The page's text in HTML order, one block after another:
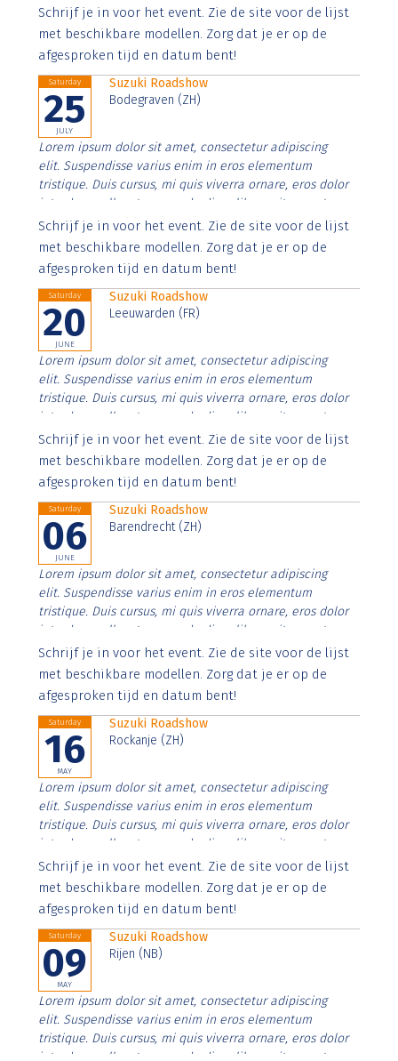
Aenean faucibus nibh et justo cursus id rutrum lorem
imperdiet. Nunc ut sem vitae risus tristique posuere.
Schrijf je in voor het event. Zie de site voor de lijst
met beschikbare modellen. Zorg dat je er op de
afgesproken tijd en datum bent!
Saturday
25
JULY
Suzuki Roadshow
Bodegraven (ZH)
Lorem ipsum dolor sit amet, consectetur adipiscing
elit. Suspendisse varius enim in eros elementum
tristique. Duis cursus, mi quis viverra ornare, eros dolor
interdum nulla, ut commodo diam libero vitae erat.
Aenean faucibus nibh et justo cursus id rutrum lorem
imperdiet. Nunc ut sem vitae risus tristique posuere.
Schrijf je in voor het event. Zie de site voor de lijst
met beschikbare modellen. Zorg dat je er op de
afgesproken tijd en datum bent!
Saturday
20
JUNE
Suzuki Roadshow
Leeuwarden (FR)
Lorem ipsum dolor sit amet, consectetur adipiscing
elit. Suspendisse varius enim in eros elementum
tristique. Duis cursus, mi quis viverra ornare, eros dolor
interdum nulla, ut commodo diam libero vitae erat.
Aenean faucibus nibh et justo cursus id rutrum lorem
imperdiet. Nunc ut sem vitae risus tristique posuere.
Schrijf je in voor het event. Zie de site voor de lijst
met beschikbare modellen. Zorg dat je er op de
afgesproken tijd en datum bent!
Saturday
06
JUNE
Suzuki Roadshow
Barendrecht (ZH)
Lorem ipsum dolor sit amet, consectetur adipiscing
elit. Suspendisse varius enim in eros elementum
tristique. Duis cursus, mi quis viverra ornare, eros dolor
interdum nulla, ut commodo diam libero vitae erat.
Aenean faucibus nibh et justo cursus id rutrum lorem
imperdiet. Nunc ut sem vitae risus tristique posuere.
Schrijf je in voor het event. Zie de site voor de lijst
met beschikbare modellen. Zorg dat je er op de
afgesproken tijd en datum bent!
Saturday
16
MAY
Suzuki Roadshow
Rockanje (ZH)
Lorem ipsum dolor sit amet, consectetur adipiscing
elit. Suspendisse varius enim in eros elementum
tristique. Duis cursus, mi quis viverra ornare, eros dolor
interdum nulla, ut commodo diam libero vitae erat.
Aenean faucibus nibh et justo cursus id rutrum lorem
imperdiet. Nunc ut sem vitae risus tristique posuere.
Schrijf je in voor het event. Zie de site voor de lijst
met beschikbare modellen. Zorg dat je er op de
afgesproken tijd en datum bent!
Saturday
09
MAY
Suzuki Roadshow
Rijen (NB)
Lorem ipsum dolor sit amet, consectetur adipiscing
elit. Suspendisse varius enim in eros elementum
tristique. Duis cursus, mi quis viverra ornare, eros dolor
interdum nulla, ut commodo diam libero vitae erat.